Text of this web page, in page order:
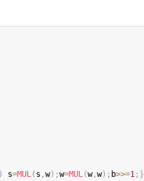
) s=MUL (s ,w) ;w=MUL (w,w) ; b>>=1 ; }